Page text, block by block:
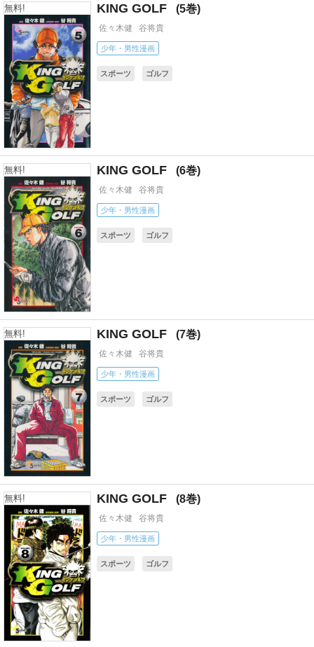
無料! KING GOLF 5
佐々木健 谷将貴
少年・男性漫画
スポーツ ゴルフ
無料! KING GOLF 6
佐々木健 谷将貴
少年・男性漫画
スポーツ ゴルフ
無料! KING GOLF 7
佐々木健 谷将貴
少年・男性漫画
スポーツ ゴルフ
無料! KING GOLF 8
佐々木健 谷将貴
少年・男性漫画
スポーツ ゴルフ